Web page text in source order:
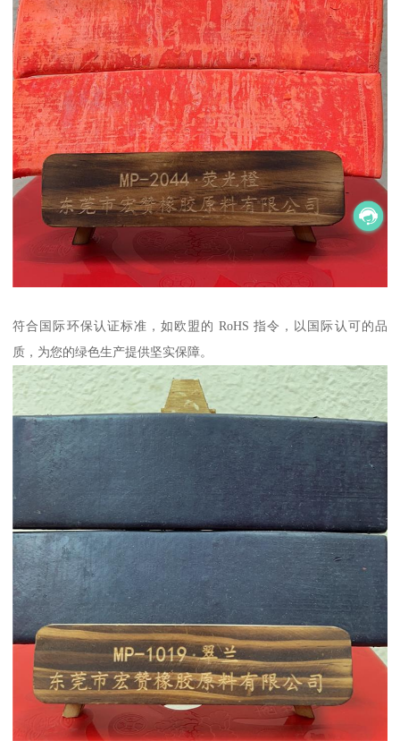
符合国际环保认证标准，如欧盟的 RoHS 指令，以国际认可的品
质，为您的绿色生产提供坚实保障。